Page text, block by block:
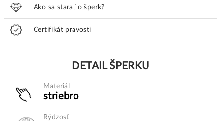
Ako sa starať o šperk?
Certifikát pravosti
DETAIL ŠPERKU
Materiál
striebro
Rýdzosť